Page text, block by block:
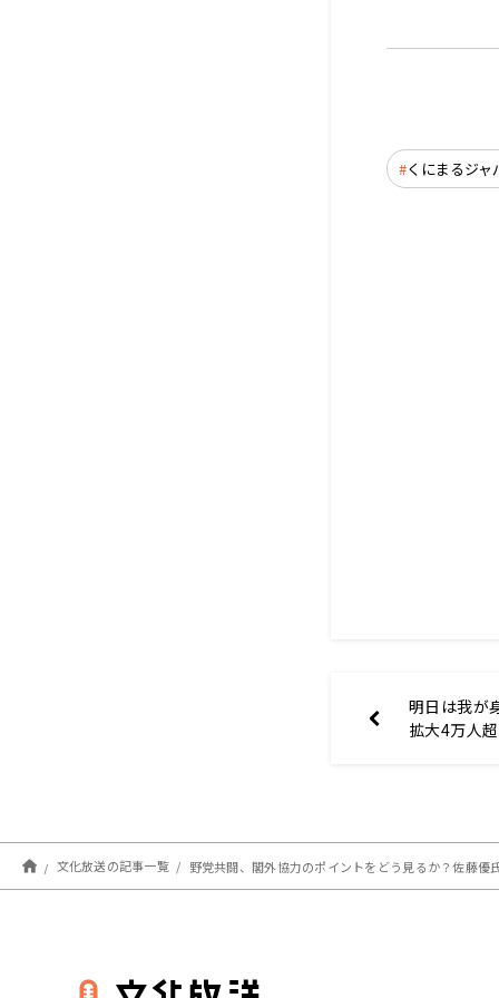
くにまるジャ
明日は我が
拡大4万人
文化放送の記事一覧 野党共闘、閣外協力のポイントをどう見るか？佐藤